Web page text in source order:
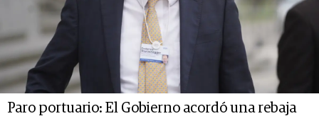
Paro portuario: El Gobierno acordó una rebaja